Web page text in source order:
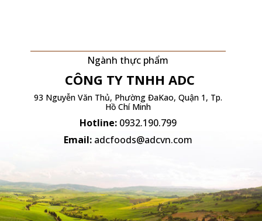
Ngành thực phẩm
CÔNG TY TNHH ADC
93 Nguyễn Văn Thủ, Phường ĐaKao, Quận 1, Tp.
Hồ Chí Minh
Hotline: 0932.190.799
Email: adcfoods@adcvn.com